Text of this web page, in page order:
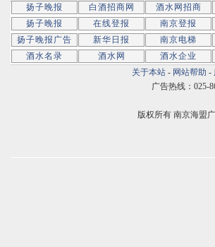
扬子晚报
白酒招商网 酒水网招商
扬子晚报
在线登报 南京登报
扬子晚报广告
新华日报 南京电梯
酒水名录
酒水网 酒水企业
关于本站 - 网站帮助 -
广告热线：025-
版权所有 南京海盟